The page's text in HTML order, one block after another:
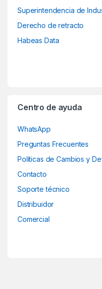
Superintendencia de
Derecho de retracto
Habeas Data
Centro de ayuda
WhatsApp
Preguntas Frecuentes
Políticas de Cambios y
Contacto
Soporte técnico
Distribuidor
Comercial